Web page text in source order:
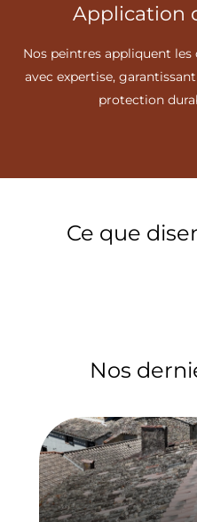
Application
Nos peintres appliquent
avec expertise,
protection
Ce que
Nos